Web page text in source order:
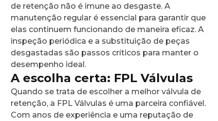
de retenção não é imune ao desgaste. A
manutenção regular é essencial para garantir que
elas continuem funcionando de maneira eficaz. A
inspeção periódica e a substituição de peças
desgastadas são passos críticos para manter o
desempenho ideal.
A escolha certa: FPL Válvulas
Quando se trata de escolher a melhor válvula de
retenção, a FPL Válvulas é uma parceira confiável.
Com anos de experiência e uma reputação de